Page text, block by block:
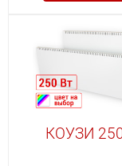
КОУЗИ